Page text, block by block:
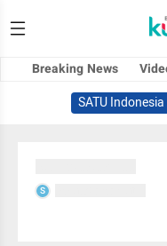
Breaking News
SATU
S